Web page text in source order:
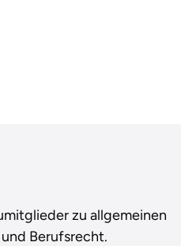
zu allgemeinen
Berufsrecht.